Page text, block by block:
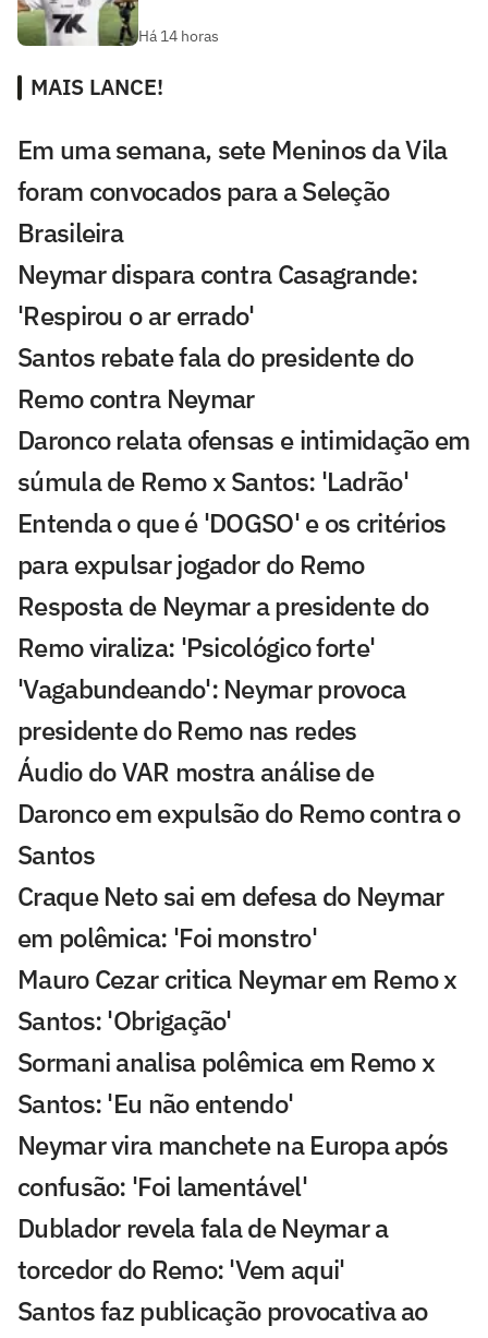
Há 14 horas
MAIS LANCE!
Em uma semana, sete Meninos da Vila
foram convocados para a Seleção
Brasileira
Neymar dispara contra Casagrande:
'Respirou o ar errado'
Santos rebate fala do presidente do
Remo contra Neymar
Daronco relata ofensas e intimidação em
súmula de Remo x Santos: 'Ladrão'
Entenda o que é 'DOGSO' e os critérios
para expulsar jogador do Remo
Resposta de Neymar a presidente do
Remo viraliza: 'Psicológico forte'
'Vagabundeando': Neymar provoca
presidente do Remo nas redes
Áudio do VAR mostra análise de
Daronco em expulsão do Remo contra o
Santos
Craque Neto sai em defesa do Neymar
em polêmica: 'Foi monstro'
Mauro Cezar critica Neymar em Remo x
Santos: 'Obrigação'
Sormani analisa polêmica em Remo x
Santos: 'Eu não entendo'
Neymar vira manchete na Europa após
confusão: 'Foi lamentável'
Dublador revela fala de Neymar a
torcedor do Remo: 'Vem aqui'
Santos faz publicação provocativa ao